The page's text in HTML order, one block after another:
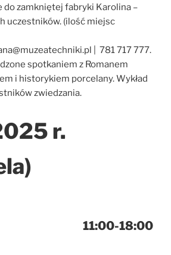
do zamkniętej fabryki Karolina –
uczestników. (ilość miejsc
| 781 717 777.
spotkaniem z Romanem
i historykiem porcelany. Wykład
zwiedzania.
r.
11:00-18:00